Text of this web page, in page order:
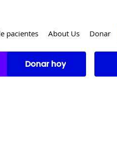
Donar hoy
pacientes About Us Donar